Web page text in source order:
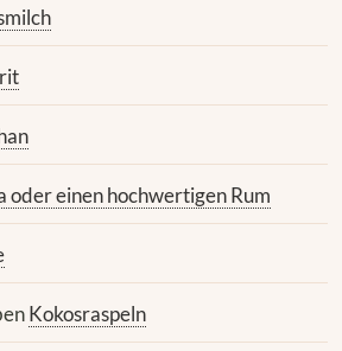
oder einen hochwertigen Rum
Kokosraspeln